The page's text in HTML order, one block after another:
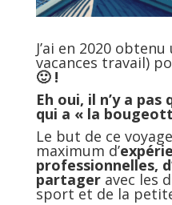
J’ai en 2020 obtenu
vacances travail)
🙂 !
Eh oui, il n’y a
qui a « la
Le but de ce
maximum d’
professionnelles,
partageravec les
sport et de la